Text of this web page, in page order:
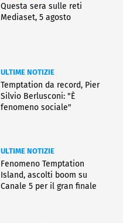
Questa sera sulle reti
Mediaset, 5 agosto
ULTIME NOTIZIE
Temptation da record, Pier
Silvio Berlusconi: "È
fenomeno sociale"
ULTIME NOTIZIE
Fenomeno Temptation
Island, ascolti boom su
Canale 5 per il gran finale